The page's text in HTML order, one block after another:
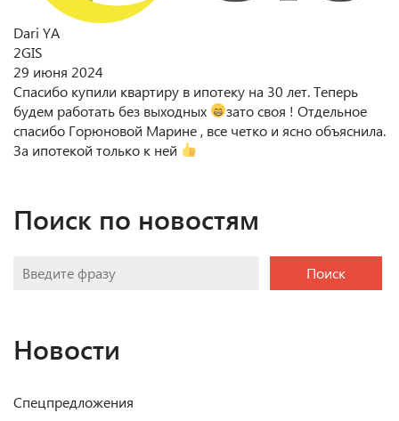
Dari YA
2GIS
29 июня 2024
Спасибо купили квартиру в ипотеку на 30 лет. Теперь
будем работать без выходных
зато своя ! Отдельное
спасибо Горюновой Марине , все четко и ясно объяснила.
За ипотекой только к ней
Поиск по новостям
Поиск
Новости
Спецпредложения